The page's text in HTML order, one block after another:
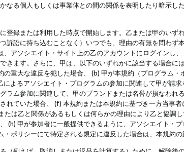
なる個人もしくは事業体との間の関係を表明したり暗示し
登録または利用した時点で開始します。乙または甲のい
訴訟に持ち込むことなく）いつでも、理由の有無を問わず
アソシエイト・サイト上の乙のアカウントにログインし
きます。さらに、甲は、以下のいずれかに該当する場合
の重大な違反を犯した場合、 (b) 甲が本規約（プログラム
によるアソシエイト・プログラムの参加に関連して甲が請
ラム参加に関連して、甲のブランドまたは名誉が損なわれ
れていた場合、 (f) 本規約または本規約に基づき一方当事
たは乙と関係があるもしくは何らかの理由により乙と協調
(h) 甲が参加者に一般提供できるように、アソシエイト・
ポリシーにて特定される規定に違反した場合は、本規約の